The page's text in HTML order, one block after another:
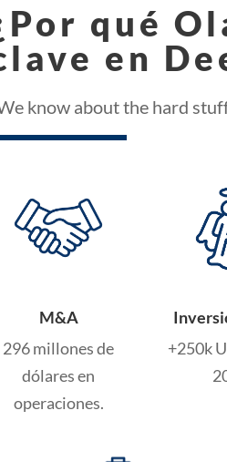
qué
en
know about the hard
M&A
296 millones de
dólares en
operaciones.
+250k